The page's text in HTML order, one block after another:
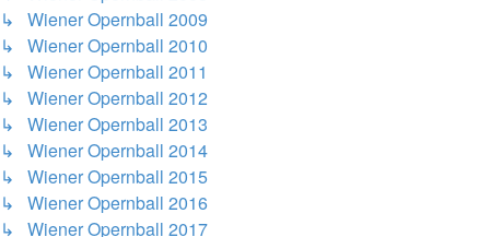
↳ Wiener Opernball 2009
↳ Wiener Opernball 2010
↳ Wiener Opernball 2011
↳ Wiener Opernball 2012
↳ Wiener Opernball 2013
↳ Wiener Opernball 2014
↳ Wiener Opernball 2015
↳ Wiener Opernball 2016
↳ Wiener Opernball 2017